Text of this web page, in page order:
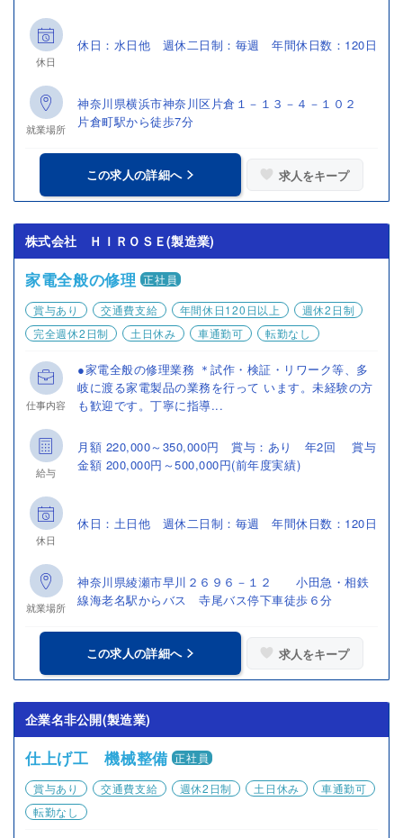
休日
休日：水日他 週休二日制：毎週 年間休日数：120日
就業場所
神奈川県横浜市神奈川区片倉１－１３－４－１０２
片倉町駅から徒歩7分
この求人の詳細へ 求人をキープ
株式会社 ＨＩＲＯＳＥ(製造業)
家電全般の修理 正社員
賞与あり
交通費支給 年間休日120日以上
週休2日制
完全週休2日制
土日休み 車通勤可 転勤なし
仕事内容
●家電全般の修理業務 ＊試作・検証・リワーク等、多
岐に渡る家電製品の業務を行って います。未経験の方
も歓迎です。丁寧に指導...
給与
月額 220,000～350,000円 賞与：あり 年2回 賞与
金額 200,000円～500,000円(前年度実績)
休日
休日：土日他 週休二日制：毎週 年間休日数：120日
就業場所
神奈川県綾瀬市早川２６９６－１２ 小田急・相鉄
線海老名駅からバス 寺尾バス停下車徒歩６分
この求人の詳細へ 求人をキープ
企業名非公開(製造業)
仕上げ工 機械整備 正社員
賞与あり
交通費支給 週休2日制 土日休み
車通勤可
転勤なし